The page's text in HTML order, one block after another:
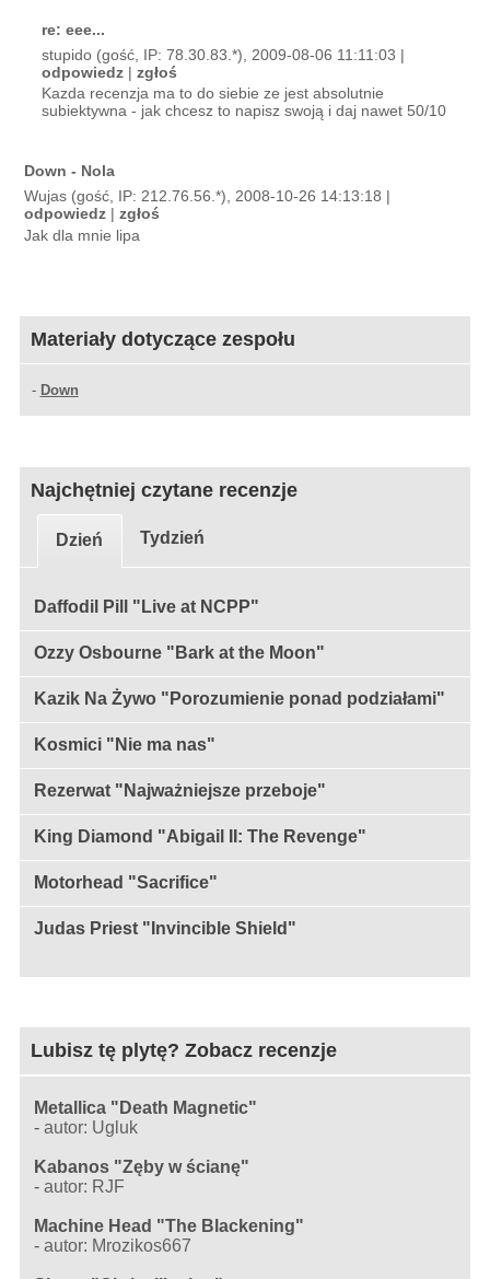
re: eee...
stupido (gość, IP: 78.30.83.*), 2009-08-06 11:11:03 |
odpowiedz |zgłoś
Kazda recenzja ma to do siebie ze jest absolutnie
subiektywna - jak chcesz to napisz swoją i daj nawet 50/10
Down - Nola
Wujas (gość, IP: 212.76.56.*), 2008-10-26 14:13:18 |
odpowiedz |zgłoś
Jak dla mnie lipa
Materiały dotyczące zespołu
- Down
Najchętniej czytane recenzje
Dzień Tydzień
Daffodil Pill "Live at NCPP"
Ozzy Osbourne "Bark at the Moon"
Kazik Na Żywo "Porozumienie ponad podziałami"
Kosmici "Nie ma nas"
Rezerwat "Najważniejsze przeboje"
King Diamond "Abigail II: The Revenge"
Motorhead "Sacrifice"
Judas Priest "Invincible Shield"
Lubisz tę plytę? Zobacz recenzje
Metallica "Death Magnetic"
-autor: Ugluk
Kabanos "Zęby w ścianę"
-autor: RJF
Machine Head "The Blackening"
-autor: Mrozikos667